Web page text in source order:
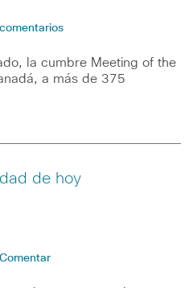
la cumbre Meeting of the
a más de 375
de hoy